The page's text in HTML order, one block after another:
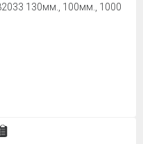
130мм., 100мм., 1000